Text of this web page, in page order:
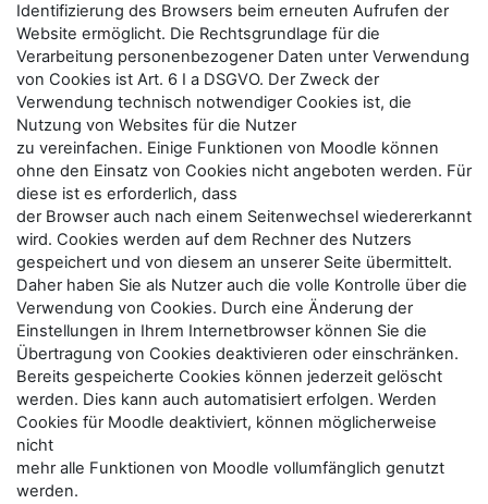
Identifizierung des Browsers beim erneuten Aufrufen der
Website ermöglicht. Die Rechtsgrundlage für die
Verarbeitung personenbezogener Daten unter Verwendung
von Cookies ist Art. 6 I a DSGVO. Der Zweck der
Verwendung technisch notwendiger Cookies ist, die
Nutzung von Websites für die Nutzer
zu vereinfachen. Einige Funktionen von Moodle können
ohne den Einsatz von Cookies nicht angeboten werden. Für
diese ist es erforderlich, dass
der Browser auch nach einem Seitenwechsel wiedererkannt
wird. Cookies werden auf dem Rechner des Nutzers
gespeichert und von diesem an unserer Seite übermittelt.
Daher haben Sie als Nutzer auch die volle Kontrolle über die
Verwendung von Cookies. Durch eine Änderung der
Einstellungen in Ihrem Internetbrowser können Sie die
Übertragung von Cookies deaktivieren oder einschränken.
Bereits gespeicherte Cookies können jederzeit gelöscht
werden. Dies kann auch automatisiert erfolgen. Werden
Cookies für Moodle deaktiviert, können möglicherweise
nicht
mehr alle Funktionen von Moodle vollumfänglich genutzt
werden.